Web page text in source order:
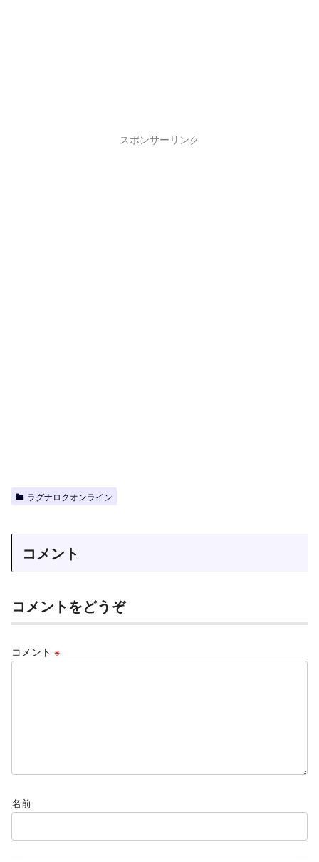
スポンサーリンク
ラグナロクオンライン
コメント
コメントをどうぞ
コメント ※
名前